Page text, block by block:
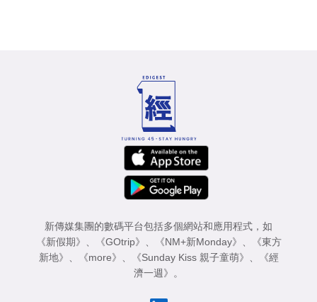
新傳媒集團的數碼平台包括多個網站和應用程式，如
《新假期》 、 《GOtrip》 、 《NM+新Monday》 、
《東方
新地》 、 《more》 、 《Sunday Kiss 親子童萌》 、
《經
濟一週》 。